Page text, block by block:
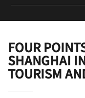
FOUR
SHANGHAI
TOURISM